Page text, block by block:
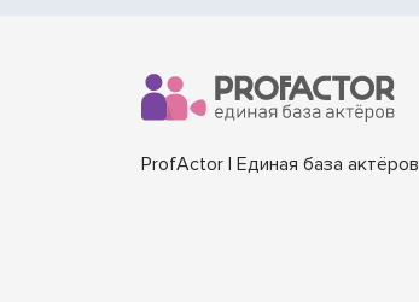
ProfActor | Единая база актёров